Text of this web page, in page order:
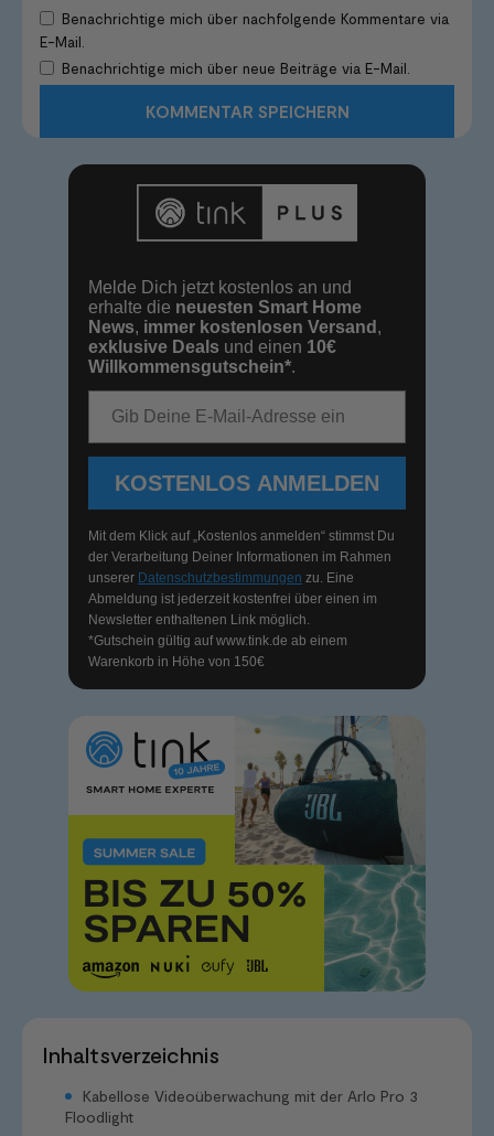
Benachrichtige mich über nachfolgende Kommentare via
E-Mail.
Benachrichtige mich über neue Beiträge via E-Mail.
Melde Dich jetzt kostenlos an und
erhalte die neuesten Smart Home
News, immer kostenlosen Versand ,
exklusive Deals und einen 10€
Willkommensgutschein*.
KOSTENLOS ANMELDEN
Mit dem Klick auf „Kostenlos anmelden“ stimmst Du
der Verarbeitung Deiner Informationen im Rahmen
unserer Datenschutzbestimmungen zu. Eine
Abmeldung ist jederzeit kostenfrei über einen im
Newsletter enthaltenen Link möglich.
*Gutschein gültig aufwww.tink.de ab einem
Warenkorb in Höhe von 150€
Inhaltsverzeichnis
Kabellose Videoüberwachung mit der Arlo Pro 3
Floodlight